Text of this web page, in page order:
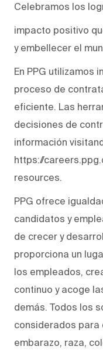
Celebramos los
impacto positivo
y embellecer el
En PPG utilizamos
proceso de
eficiente. Las
decisiones de
información
https://
resources.
PPG ofrece
candidatos y
de crecer y
proporciona un
los empleados,
continuo y acoge
demás. Todos los
considerados para
embarazo, raza,